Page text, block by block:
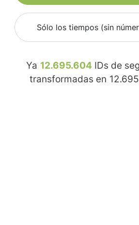
Sólo los tiempos (sin
Ya 12.695.604 IDs de
transformadas en 12.695